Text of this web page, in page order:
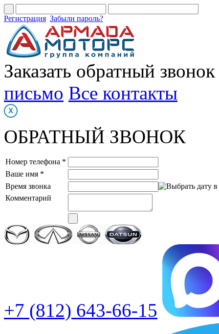
Регистрация Забыли пароль?
Заказать обратный звонок
письмо Все контакты
ОБРАТНЫЙ ЗВОНОК
Номер телефона *
Ваше имя *
Время звонка
Комментарий
+7 (812) 643-66-15